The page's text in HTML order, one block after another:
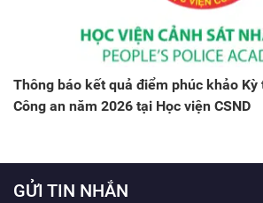
Thông báo kết quả điểm phúc khảo Kỳ
Công an năm 2026 tại Học viện CSND
GỬI TIN NHẮN